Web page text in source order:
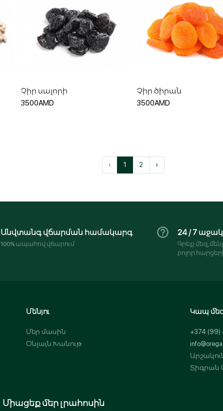
Չիր սալորի
3500AMD
Ավելացնել զամբյուղ
Չիր ծիրան
3500AMD
Ավելացնել
‹ 1 2 ›
Անվտանգ վճարման համակարգ
100% ապահով վճարում
24 / 7
Գրեք մեզ,
բոլոր
Մենյու
Մեր մասին
Օնլայն Խանութ
Կապ
+374 (99)
Տիգրան
Միացեք մեր լրահոսին